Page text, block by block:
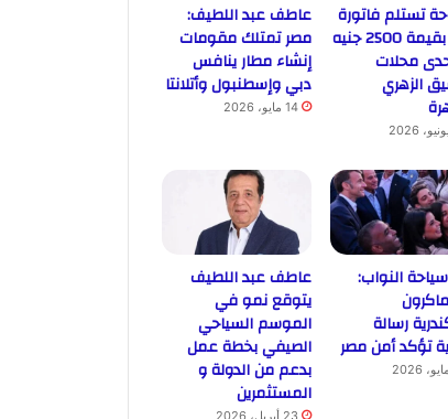
تستلم فاتورة
زهور بقيمة 2500 جنيه
محلات
الزهري
عاطف عبد اللطيف:
مصر تمتلك مقومات
إنشاء مطار ينافس
دبي وإسطنبول وأتلانتا
14 مايو، 2026
النواب:
ماكرون
رسالة
تؤكد أمن مصر
عاطف عبد اللطيف
يتوقع نمو في
الموسم السياحي
الصيفي بخطة عمل
بدعم من الدولة و
المستثمرين
23 أبريل، 2026